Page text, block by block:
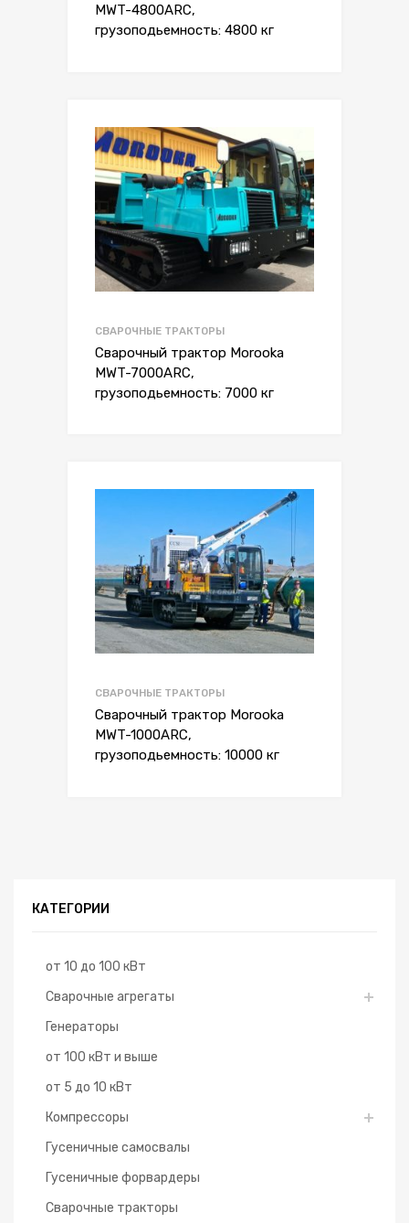
MWT-4800ARC,
грузоподьемность: 4800 кг
СВАРОЧНЫЕ ТРАКТОРЫ
Сварочный трактор Morooka
MWT-7000ARC,
грузоподьемность: 7000 кг
СВАРОЧНЫЕ ТРАКТОРЫ
Сварочный трактор Morooka
MWT-1000ARC,
грузоподьемность: 10000 кг
КАТЕГОРИИ
от 10 до 100 кВт
Сварочные агрегаты
Генераторы
от 100 кВт и выше
от 5 до 10 кВт
Компрессоры
Гусеничные самосвалы
Гусеничные форвардеры
Сварочные тракторы